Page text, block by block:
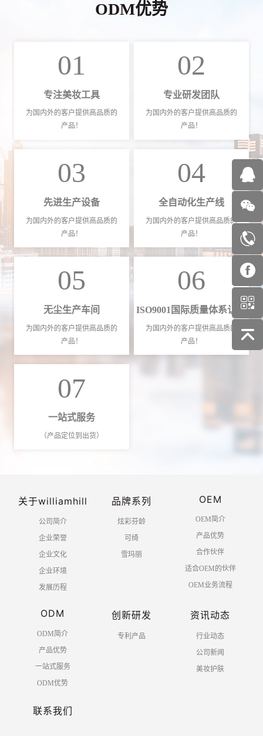
ODM优势
01
专注美妆工具
为国内外的客户提供高品质的
产品！
02
专业研发团队
为国内外的客户提供高品质的
产品！
03
先进生产设备
为国内外的客户提供高品质的
产品！
04
全自动化生产线
为国内外的客户提供高品质的
产品！
05
无尘生产车间
为国内外的客户提供高品质的
产品！
06
ISO9001国际质量体系认证
为国内外的客户提供高品质的
产品！
07
一站式服务
（产品定位到出货）
关于williamhill
公司简介
企业荣誉
企业文化
企业环境
发展历程
品牌系列
炫彩芬龄
可绮
雪玛丽
OEM
OEM简介
产品优势
合作伙伴
适合OEM的伙伴
OEM业务流程
ODM
ODM简介
产品优势
一站式服务
ODM优势
创新研发
专利产品
资讯动态
行业动态
公司新闻
美妆护肤
联系我们